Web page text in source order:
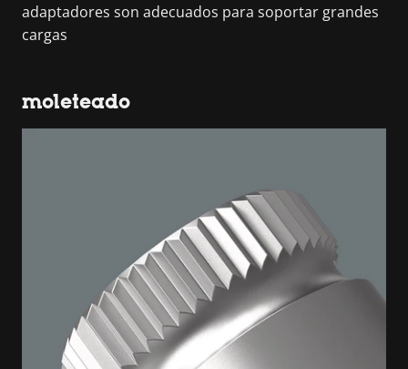
adaptadores son adecuados para soportar grandes
cargas
moleteado